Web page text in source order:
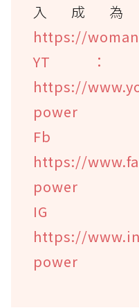
入成
https://
YT
https://
power
https://
power
https://
power